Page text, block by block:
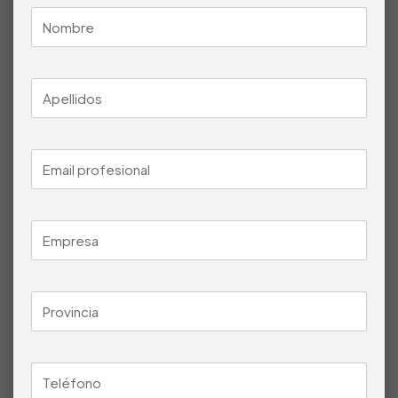
Un quemador wok de
para trabajar con llama directa, salteados rápidos y
opción equilibrada para negocios que necesitan
rendimiento, pero no requieren la máxima potencia de los
modelos superiores.
la temperatura de trabajo, mantener la textura de los
ingredientes y conseguir elaboraciones con el carácter
Preguntas frecuentes
sobre el Quemador
Wok a Gas Encastrable
NTGAS ME/01-1C-WL